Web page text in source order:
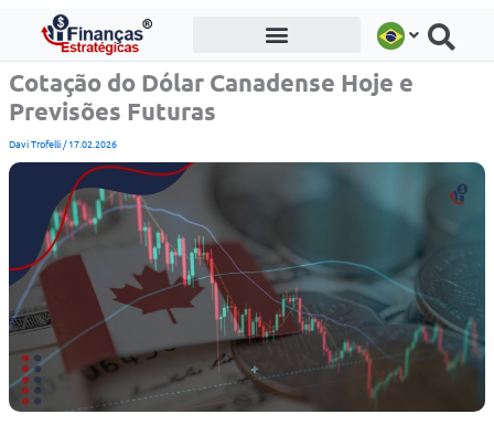
conteúdo
Cotação do Dólar Canadense Hoje e
Previsões Futuras
Davi Trofelli/17.02.2026